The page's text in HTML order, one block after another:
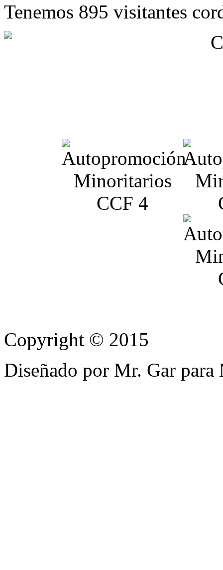
Tenemos 895 visitantes
Copyright © 2015
Diseñado por Mr. Gar